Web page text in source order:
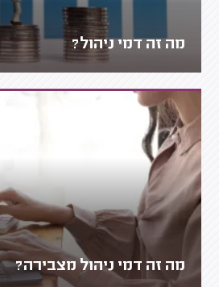
מה זה דמי ניהול?
מה זה דמי ניהול מצבירה?